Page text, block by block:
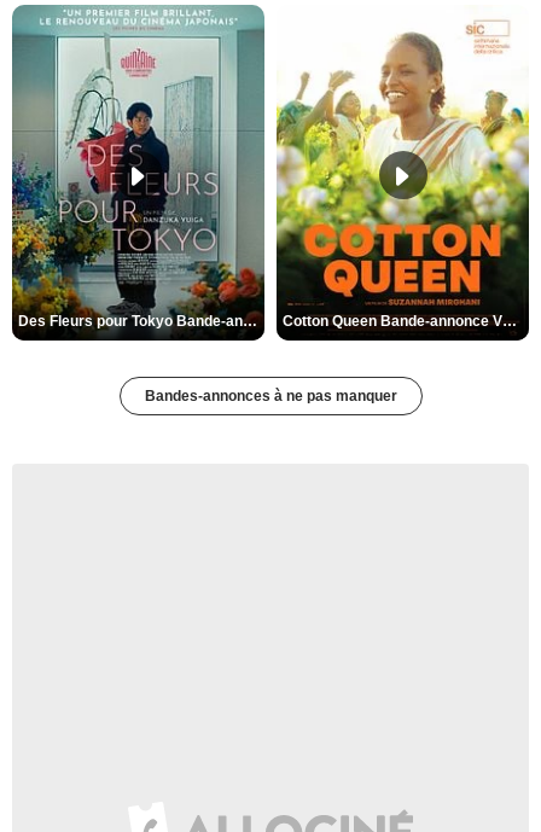
Des Fleurs pour Tokyo Bande-annonce VO STFR Cotton Queen Bande-annonce VO STFR
Bandes-annonces à ne pas manquer